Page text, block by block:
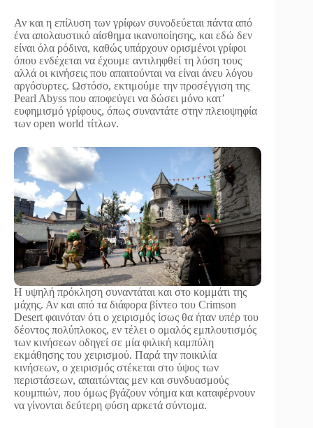
Αν και η επίλυση των γρίφων συνοδεύεται πάντα από
ένα απολαυστικό αίσθημα ικανοποίησης, και εδώ δεν
είναι όλα ρόδινα, καθώς υπάρχουν ορισμένοι γρίφοι
όπου ενδέχεται να έχουμε αντιληφθεί τη λύση τους
αλλά οι κινήσεις που απαιτούνται να είναι άνευ λόγου
αργόσυρτες. Ωστόσο, εκτιμούμε την προσέγγιση της
Pearl Abyss που αποφεύγει να δώσει μόνο κατ’
ευφημισμό γρίφους, όπως συναντάτε στην πλειοψηφία
των open world τίτλων.
Η υψηλή πρόκληση συναντάται και στο κομμάτι της
μάχης. Αν και από τα διάφορα βίντεο του Crimson
Desert φαινόταν ότι ο χειρισμός ίσως θα ήταν υπέρ του
δέοντος πολύπλοκος, εν τέλει ο ομαλός εμπλουτισμός
των κινήσεων οδηγεί σε μία φιλική καμπύλη
εκμάθησης του χειρισμού. Παρά την ποικιλία
κινήσεων, ο χειρισμός στέκεται στο ύψος των
περιστάσεων, απαιτώντας μεν και συνδυασμούς
κουμπιών, που όμως βγάζουν νόημα και καταφέρνουν
να γίνονται δεύτερη φύση αρκετά σύντομα.